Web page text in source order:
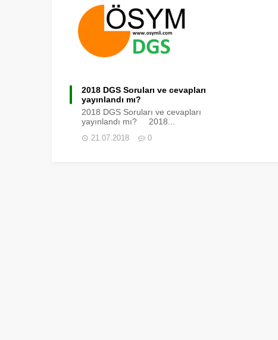
2018 DGS Soruları ve cevapları
yayınlandı mı?
2018 DGS Soruları ve cevapları
yayınlandı mı? 2018...
21.07.2018 0